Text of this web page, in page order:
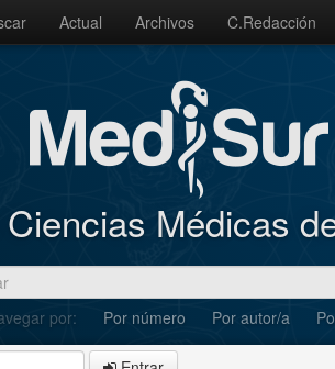
Actual Archivos C.Redacción
Médicas
por: Por número Por autor/a